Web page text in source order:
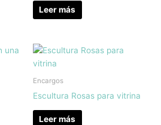
Leer más
Encargos
Escultura Rosas para vitrina
Leer más